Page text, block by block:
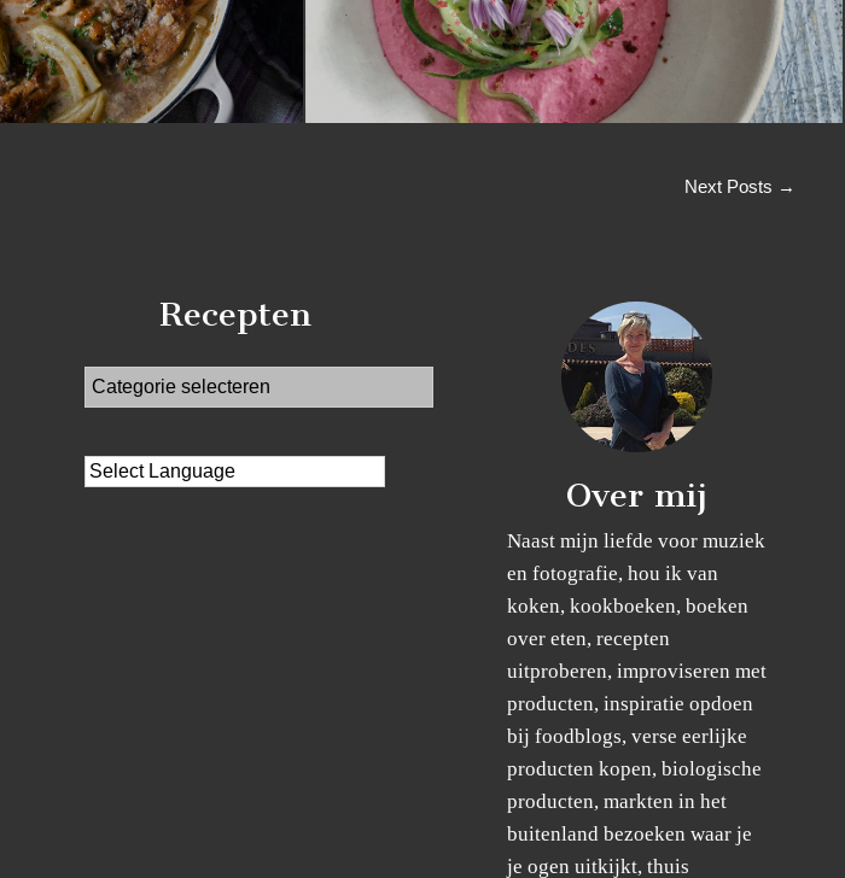
Next Posts →
Recepten
Over mij
Naast mijn liefde voor muziek
en fotografie, hou ik van
koken, kookboeken, boeken
over eten, recepten
uitproberen, improviseren met
producten, inspiratie opdoen
bij foodblogs, verse eerlijke
producten kopen, biologische
producten, markten in het
buitenland bezoeken waar je
je ogen uitkijkt, thuis